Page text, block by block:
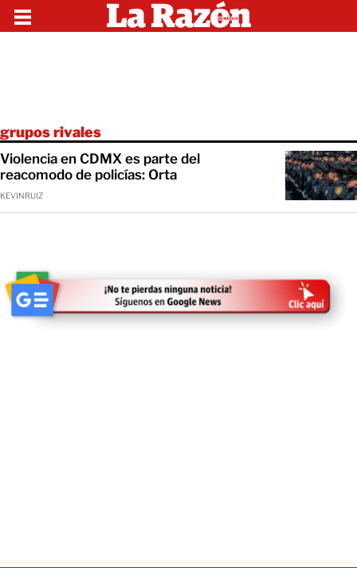
grupos rivales
Violencia en CDMX es parte del
reacomodo de policías: Orta
KEVINRUIZ